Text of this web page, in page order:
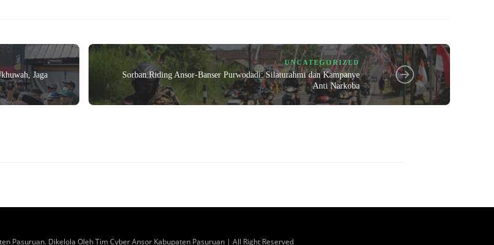
Jaga
UNCATEGORIZED
Sorban Riding Ansor-Banser Purwodadi: Silaturahmi dan Kampanye
Anti Narkoba
Pasuruan. Dikelola Oleh Tim Cyber Ansor Kabupaten Pasuruan | All Right Reserved